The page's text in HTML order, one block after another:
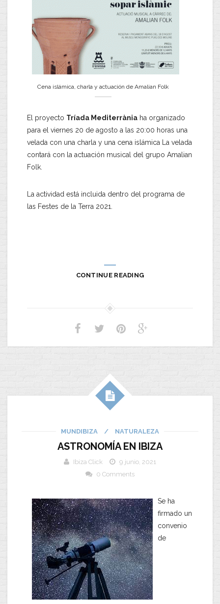
Cena islámica, charla y actuación de Amalian Folk
El proyecto Tríada Mediterrània ha organizado
para el viernes 20 de agosto a las 20:00 horas una
velada con una charla y una cena islámica La velada
contará con la actuación musical del grupo Amalian
Folk.
La actividad está incluida dentro del programa de
las Festes de la Terra 2021.
CONTINUE READING
MUNDIBIZA / NATURALEZA
ASTRONOMÍA EN IBIZA
Ibiza Click
9 junio, 2021
0 Comments
Se ha
firmado un
convenio
de